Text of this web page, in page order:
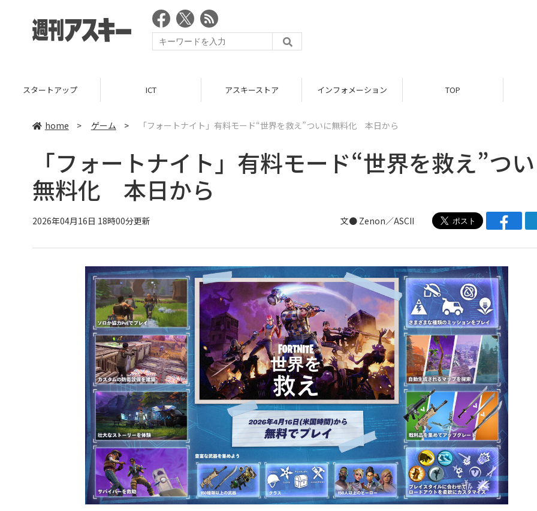
スタートアップ ICT アスキーストア インフォメーション TOP
home > ゲーム > 「フォートナイト」有料モード“世界を救え”ついに無料化 本日から
「フォートナイト」有料モード“世界を救え”つ
無料化 本日から
2026年04月16日 18時00分更新 文● Zenon／ASCII